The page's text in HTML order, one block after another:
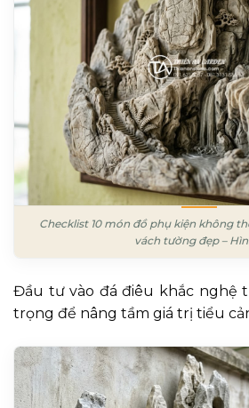
Checklist 10 món đồ phụ kiện không
vách tường đẹp –
Đầu tư vào đá điêu khắc nghệ
trọng để nâng tầm giá trị tiểu